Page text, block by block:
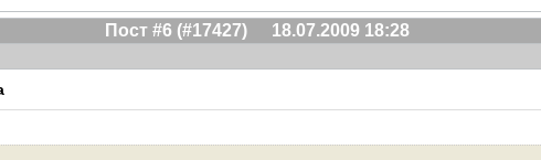
Пост #6 (#17427)
18.07.2009 18:28